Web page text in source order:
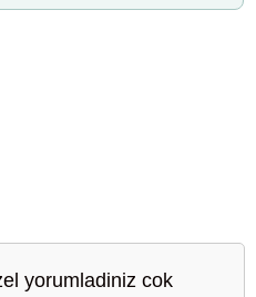
yorumladiniz cok